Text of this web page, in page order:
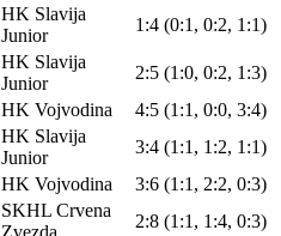
HK Slavija
Junior
1:4 (0:1, 0:2, 1:1)
HK Slavija
Junior
2:5 (1:0, 0:2, 1:3)
HK Vojvodina
4:5 (1:1, 0:0, 3:4)
HK Slavija
Junior
3:4 (1:1, 1:2, 1:1)
HK Vojvodina
3:6 (1:1, 2:2, 0:3)
SKHL Crvena
2:8 (1:1, 1:4, 0:3)